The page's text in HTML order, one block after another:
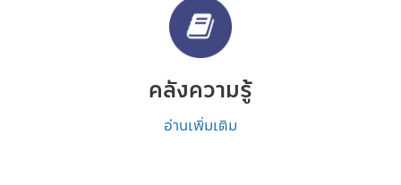
คลังความรู้
อ่านเพิ่มเติม